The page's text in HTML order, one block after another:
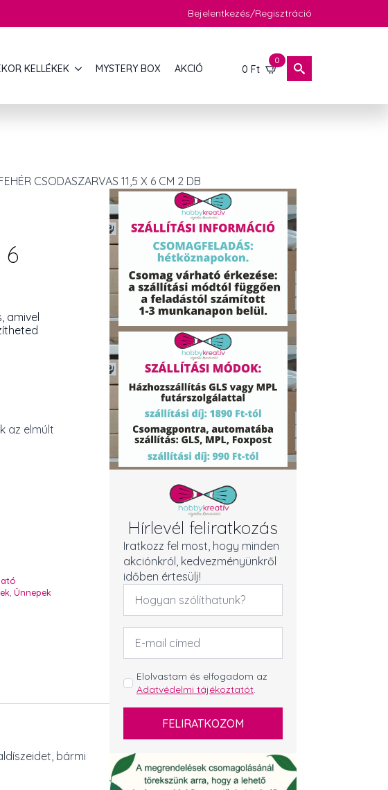
Bejelentkezés/Regisztráció
KELLÉKEK MYSTERY BOX AKCIÓ 0 Ft
0
CSODASZARVAS 11,5 X 6 CM 2 DB
6
amivel
az elmúlt
, Ünnepek
bármi
Hírlevél feliratkozás
Iratkozz fel most, hogy minden
akciónkról, kedvezményünkről
időben értesülj!
Név
Email
cím
GDPR
*
Elolvastam és elfogadom az
Adatvédelmi tájékoztatót.
FELIRATKOZOM